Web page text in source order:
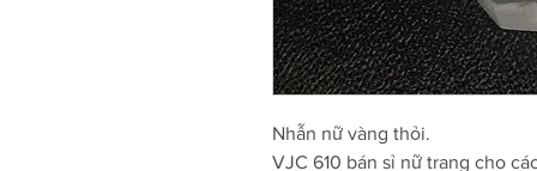
Nhẫn nữ vàng thỏi.
VJC 610 bán sỉ nữ trang cho